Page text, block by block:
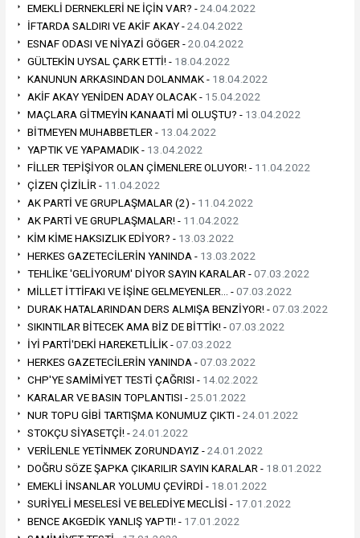
EMEKLİ DERNEKLERİ NE İÇİN VAR? -24.04.2022
İFTARDA SALDIRI VE AKİF AKAY -24.04.2022
ESNAF ODASI VE NİYAZİ GÖGER -20.04.2022
GÜLTEKİN UYSAL ÇARK ETTİ! - 18.04.2022
KANUNUN ARKASINDAN DOLANMAK - 18.04.2022
AKİF AKAY YENİDEN ADAY OLACAK - 15.04.2022
MAÇLARA GİTMEYİN KANAATİ Mİ OLUŞTU? - 13.04.2022
BİTMEYEN MUHABBETLER - 13.04.2022
YAPTIK VE YAPAMADIK - 13.04.2022
FİLLER TEPİŞİYOR OLAN ÇİMENLERE OLUYOR! - 11.04.2022
ÇİZEN ÇİZİLİR - 11.04.2022
AK PARTİ VE GRUPLAŞMALAR (2) - 11.04.2022
AK PARTİ VE GRUPLAŞMALAR! - 11.04.2022
KİM KİME HAKSIZLIK EDİYOR? - 13.03.2022
HERKES GAZETECİLERİN YANINDA - 13.03.2022
TEHLİKE 'GELİYORUM' DİYOR SAYIN KARALAR -07.03.2022
MİLLET İTTİFAKI VE İŞİNE GELMEYENLER… -07.03.2022
DURAK HATALARINDAN DERS ALMIŞA BENZİYOR! -07.03.2022
SIKINTILAR BİTECEK AMA BİZ DE BİTTİK! -07.03.2022
İYİ PARTİ'DEKİ HAREKETLİLİK -07.03.2022
HERKES GAZETECİLERİN YANINDA -07.03.2022
CHP'YE SAMİMİYET TESTİ ÇAĞRISI - 14.02.2022
KARALAR VE BASIN TOPLANTISI -25.01.2022
NUR TOPU GİBİ TARTIŞMA KONUMUZ ÇIKTI -24.01.2022
STOKÇU SİYASETÇİ! -24.01.2022
VERİLENLE YETİNMEK ZORUNDAYIZ -24.01.2022
DOĞRU SÖZE ŞAPKA ÇIKARILIR SAYIN KARALAR - 18.01.2022
EMEKLİ İNSANLAR YOLUMU ÇEVİRDİ - 18.01.2022
SURİYELİ MESELESİ VE BELEDİYE MECLİSİ - 17.01.2022
BENCE AKGEDİK YANLIŞ YAPTI! - 17.01.2022